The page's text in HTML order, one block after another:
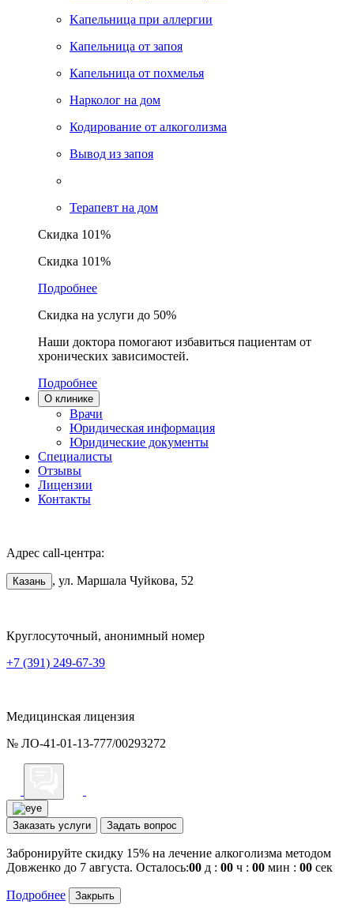
Kапельница при аллергии
Капельница от запоя
Капельница от похмелья
Нарколог на дом
Кодирование от алкоголизма
Вывод из запоя
Терапевт на дом
Скидка 101%
Скидка 101%
Подробнее
Скидка на услуги до 50%
Наши доктора помогают избавиться пациентам от
хронических зависимостей.
Подробнее
О клинике
Врачи
Юридическая информация
Юридические документы
Специалисты
Отзывы
Лицензии
Контакты
Адрес call-центра:
Казань , ул. Маршала Чуйкова, 52
Круглосуточный, анонимный номер
+7 (391) 249-67-39
Медицинская лицензия
№ ЛО-41-01-13-777/00293272
Заказать услуги Задать вопрос
Забронируйте скидку 15% на лечение алкоголизма методом
Довженко до 7 августа. Осталось:00 д : 00 ч : 00 мин : 00 сек
Подробнее Закрыть